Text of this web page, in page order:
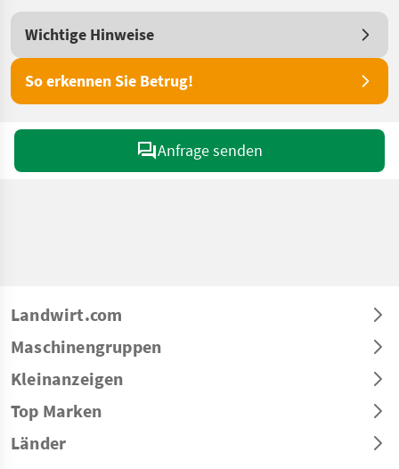
Wichtige Hinweise
So erkennen Sie Betrug!
Anfrage senden
Landwirt.com
Maschinengruppen
Kleinanzeigen
Top Marken
Länder